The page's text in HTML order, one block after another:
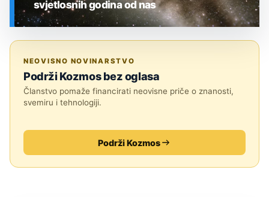
svjetlosnih godina od nas
NEOVISNO NOVINARSTVO
Podrži Kozmos bez oglasa
Članstvo pomaže financirati neovisne priče o znanosti,
svemiru i tehnologiji.
Podrži Kozmos